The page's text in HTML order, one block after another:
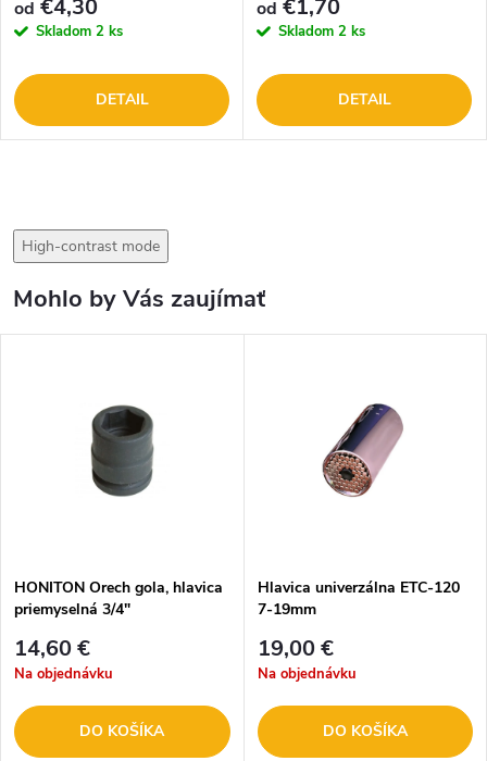
od €4,30
Skladom 2 ks
DETAIL
od €1,70
Skladom 2 ks
DETAIL
High-contrast mode
Mohlo by Vás zaujímať
HONITON Orech gola, hlavica
priemyselná 3/4"
14,60 €
Na objednávku
DO KOŠÍKA
Hlavica univerzálna ETC-120
7-19mm
19,00 €
Na objednávku
DO KOŠÍKA